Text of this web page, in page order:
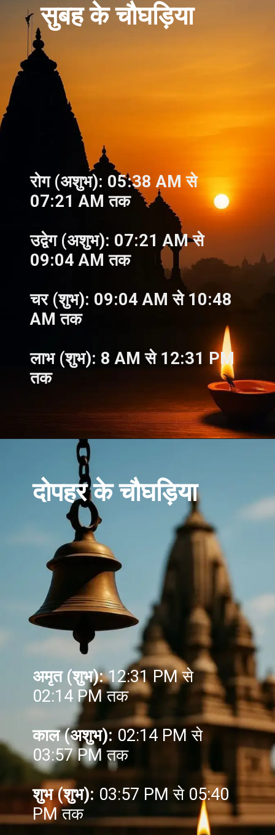
रोग (अशुभ): 05:38 AM से
07:21 AM तक
उद्वेग (अशुभ): 07:21 AM से
09:04 AM तक
चर (शुभ): 09:04 AM से 10:48
AM तक
लाभ (शुभ): 8 AM से 12:31 PM
तक
सुबह के चौघड़िया
दोपहर के चौघड़िया
अमृत (शुभ):12:31 PM से
02:14 PM तक
काल (अशुभ): 02:14 PM से
03:57 PM तक
शुभ (शुभ): 03:57 PM से 05:40
PM तक